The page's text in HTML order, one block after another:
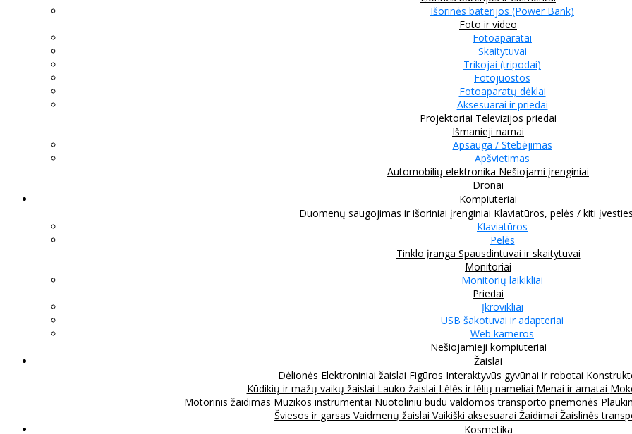
Išorinės baterijos (Power Bank)
Foto ir video
Fotoaparatai
Skaitytuvai
Trikojai (tripodai)
Fotojuostos
Fotoaparatų dėklai
Aksesuarai ir priedai
Projektoriai Televizijos priedai
Išmanieji namai
Apsauga / Stebėjimas
Apšvietimas
Automobilių elektronika Nešiojami įrenginiai
Dronai
Kompiuteriai
Duomenų saugojimas ir išoriniai įrenginiai Klaviatūros, pelės / kiti
Klaviatūros
Pelės
Tinklo įranga Spausdintuvai ir skaitytuvai
Monitoriai
Monitorių laikikliai
Priedai
Įkrovikliai
USB šakotuvai ir adapteriai
Web kameros
Nešiojamieji kompiuteriai
Žaislai
Dėlionės Elektroniniai žaislai Figūros Interaktyvūs gyvūnai ir robotai
Kūdikių ir mažų vaikų žaislai Lauko žaislai Lėlės ir lėlių nameliai Menai ir amatai
Motorinis žaidimas Muzikos instrumentai Nuotoliniu būdu valdomos transporto priemonės
Šviesos ir garsas Vaidmenų žaislai Vaikiški aksesuarai Žaidimai Žaislinės
Kosmetika